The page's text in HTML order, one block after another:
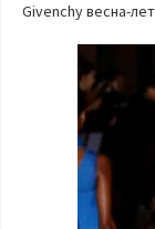
Givenchy весна-